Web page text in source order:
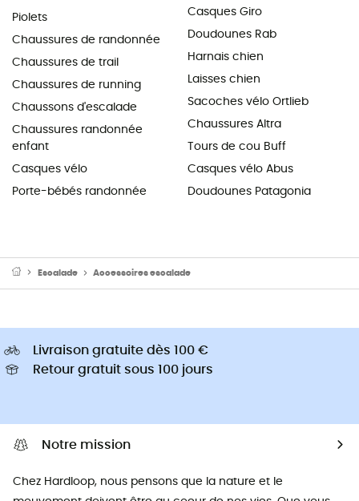
Piolets
Chaussures de randonnée
Chaussures de trail
Chaussures de running
Chaussons d'escalade
Chaussures randonnée
enfant
Casques vélo
Porte-bébés randonnée
Casques Giro
Doudounes Rab
Harnais chien
Laisses chien
Sacoches vélo Ortlieb
Chaussures Altra
Tours de cou Buff
Casques vélo Abus
Doudounes Patagonia
Escalade Accessoires escalade
Livraison gratuite dès 100 €
Retour gratuit sous 100 jours
Notre mission
Chez Hardloop, nous pensons que la nature et le